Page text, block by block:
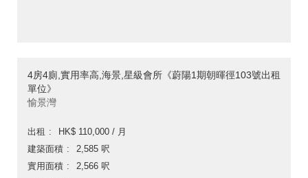
4房4廁,實用率高,海景,星級會所《蔚陽1期朝暉徑103號出租
單位》
愉景灣
出租
HK$ 110,000 / 月
建築面積
2,585 呎
實用面積
2,566 呎